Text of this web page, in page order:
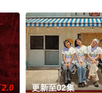
2.0 更新至02集